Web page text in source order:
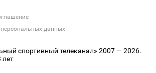
данных
спортивный телеканал» 2007 — 2026.
лет